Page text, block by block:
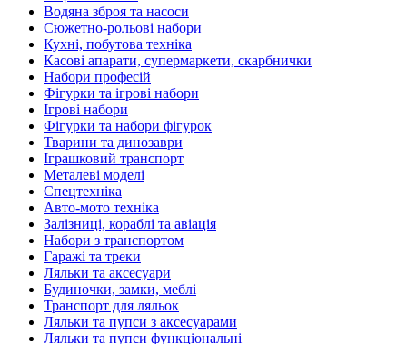
Водяна зброя та насоси
Сюжетно-рольові набори
Кухні, побутова техніка
Касові апарати, супермаркети, скарбнички
Набори професій
Фігурки та ігрові набори
Ігрові набори
Фігурки та набори фігурок
Тварини та динозаври
Іграшковий транспорт
Металеві моделі
Спецтехніка
Авто-мото техніка
Залізниці, кораблі та авіація
Набори з транспортом
Гаражі та треки
Ляльки та аксесуари
Будиночки, замки, меблі
Транспорт для ляльок
Ляльки та пупси з аксесуарами
Ляльки та пупси функціональні